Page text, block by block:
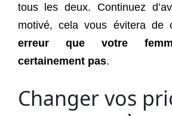
tous les deux. Continuez
motivé, cela vous évitera de
erreur que votre
certainement pas.
Changer vos